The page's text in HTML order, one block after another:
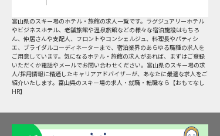
富山県の スキー場のホテル・旅館の求人一覧です。ラグジュアリーホテル
やビジネスホテル、老舗旅館や温泉旅館などの様々な宿泊施設はもちろ
ん、仲居さんや支配人、フロントやコンシェルジュ、料理長やパティシ
エ、ブライダルコーディネーターまで、宿泊業界のあらゆる職種の求人を
ご用意しています。気になるホテル・旅館の求人があれば、まずはご登録
いただくか電話やメールでお問い合わせください。富山県のスキー場の求
人/採用情報に精通したキャリアアドバイザーが、あなたに最適な求人をご
紹介いたします。富山県のスキー場の求人・就職・転職なら【おもてなし
HR】